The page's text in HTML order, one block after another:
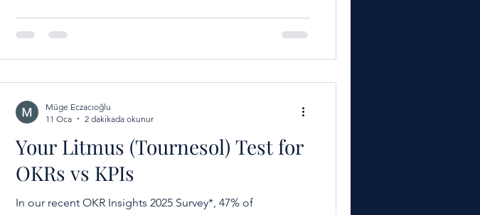
alanda doğru, global standartlarda ve uluslararası
geçerliliği olan bir OKR sertifikası almak kritik bir ihtiyaç
haline gelmiştir. Bu yazıda, Türkiye’de OKR sertifikasyonu
Your Litmus (Tournesol) Test for
OKRs vs KPIs
In our recent OKR Insights 2025 Survey*, 47% of
Müge Eczacıoğlu
11 Oca
2 dakikada okunur